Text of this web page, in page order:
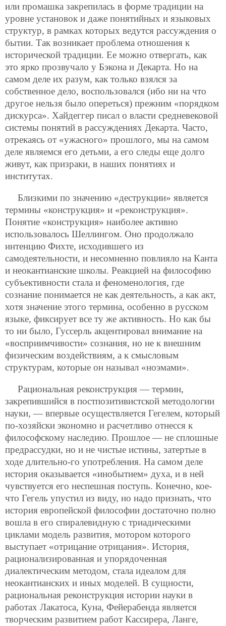
или промашка закрепилась в форме традиции на
уровне установок и даже понятийных и языковых
структур, в рамках которых ведутся рассуждения о
бытии. Так возникает проблема отношения к
исторической традиции. Ее можно отвергать, как
это ярко прозвучало у Бэкона и Декарта. Но на
самом деле их разум, как только взялся за
собственное дело, воспользовался (ибо ни на что
другое нельзя было опереться) прежним «порядком
дискурса». Хайдеггер писал о власти средневековой
системы понятий в рассуждениях Декарта. Часто,
отрекаясь от «ужасного» прошлого, мы на самом
деле являемся его детьми, а его следы еще долго
живут, как призраки, в наших понятиях и
институтах.
Близкими по значению «деструкции» является
термины «конструкция» и «реконструкция».
Понятие «конструкция» наиболее активно
использовалось Шеллингом. Оно продолжало
интенцию Фихте, исходившего из
самодеятельности, и несомненно повлияло на Канта
и неокантианские школы. Реакцией на философию
субъективности стала и феноменология, где
сознание понимается не как деятельность, а как акт,
хотя значение этого термина, особенно в русском
языке, фиксирует все ту же активность. Но как бы
то ни было, Гуссерль акцентировал внимание на
«восприимчивости» сознания, но не к внешним
физическим воздействиям, а к смысловым
структурам, которые он называл «ноэмами».
Рациональная реконструкция — термин,
закрепившийся в постпозитивистской методологии
науки, — впервые осуществляется Гегелем, который
по-хозяйски экономно и расчетливо отнесся к
философскому наследию. Прошлое — не сплошные
предрассудки, но и не чистые истины, затертые в
ходе длительно-го употребления. На самом деле
история оказывается «инобытием» духа, и в ней
чувствуется его неспешная поступь. Конечно, кое-
что Гегель упустил из виду, но надо признать, что
история европейской философии достаточно полно
вошла в его спиралевидную с триадическими
циклами модель развития, мотором которого
выступает «отрицание отрицания». История,
рационализированная и упорядоченная
диалектическим методом, стала идеалом для
неокантианских и иных моделей. В сущности,
рациональная реконструкция истории науки в
работах Лакатоса, Куна, Фейерабенда является
творческим развитием работ Кассирера, Ланге,